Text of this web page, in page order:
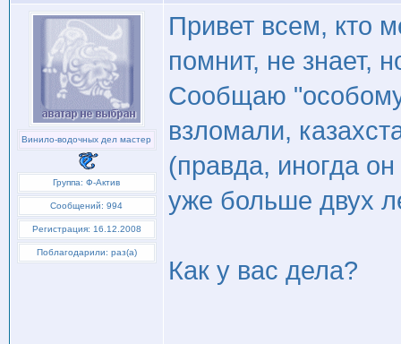
Винило-водочных дел мастер
Группа: Ф-Актив
Сообщений: 994
Регистрация: 16.12.2008
Поблагодарили: раз(а)
Привет всем, кто
помнит, не знает,
Сообщаю "особому
взломали,
(правда, иногда
уже больше двух
Как у вас дела?